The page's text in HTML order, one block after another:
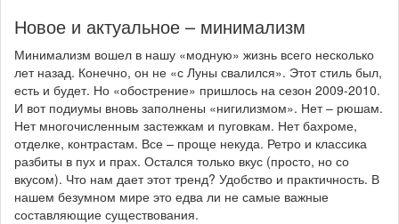
Новое и актуальное – минимализм
Минимализм вошел в нашу «модную» жизнь всего несколько
лет назад. Конечно, он не «с Луны свалился». Этот стиль был,
есть и будет. Но «обострение» пришлось на сезон 2009-2010.
И вот подиумы вновь заполнены «нигилизмом». Нет – рюшам.
Нет многочисленным застежкам и пуговкам. Нет бахроме,
отделке, контрастам. Все – проще некуда. Ретро и классика
разбиты в пух и прах. Остался только вкус (просто, но со
вкусом). Что нам дает этот тренд? Удобство и практичность. В
нашем безумном мире это едва ли не самые важные
составляющие существования.